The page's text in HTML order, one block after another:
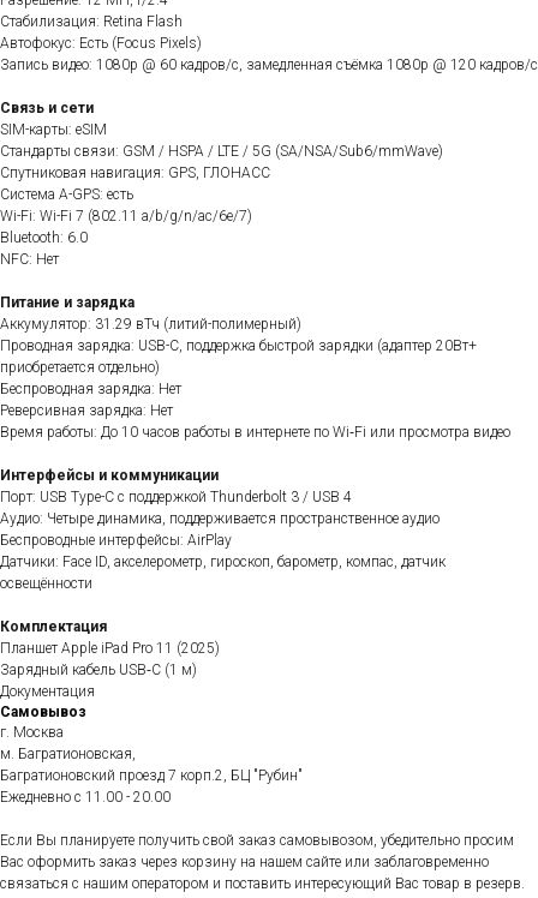
Стабилизация: Retina Flash
Автофокус: Есть (Focus Pixels)
Запись видео: 1080p @ 60 кадров/с, замедленная съёмка 1080p @ 120 кадров/с
Связь и сети
SIM-карты: eSIM
Стандарты связи: GSM / HSPA / LTE / 5G (SA/NSA/Sub6/mmWave)
Спутниковая навигация: GPS, ГЛОНАСС
Система A-GPS: есть
Wi-Fi: Wi-Fi 7 (802.11 a/b/g/n/ac/6e/7)
Bluetooth: 6.0
NFC: Нет
Питание и зарядка
Аккумулятор: 31.29 вТч (литий-полимерный)
Проводная зарядка: USB-C, поддержка быстрой зарядки (адаптер 20Вт+
приобретается отдельно)
Беспроводная зарядка: Нет
Реверсивная зарядка: Нет
Время работы: До 10 часов работы в интернете по Wi‑Fi или просмотра видео
Интерфейсы и коммуникации
Порт: USB Type-C с поддержкой Thunderbolt 3 / USB 4
Аудио: Четыре динамика, поддерживается пространственное аудио
Беспроводные интерфейсы: AirPlay
Датчики: Face ID, акселерометр, гироскоп, барометр, компас, датчик
освещённости
Комплектация
Планшет Apple iPad Pro 11 (2025)
Зарядный кабель USB‑C (1 м)
Документация
Самовывоз
г. Москва
м. Багратионовская,
Багратионовский проезд 7 корп.2, БЦ "Рубин"
Ежедневно c 11.00 - 20.00
Если Вы планируете получить свой заказ самовывозом, убедительно просим
Вас оформить заказ через корзину на нашем сайте или заблаговременно
связаться с нашим оператором и поставить интересующий Вас товар в резерв.